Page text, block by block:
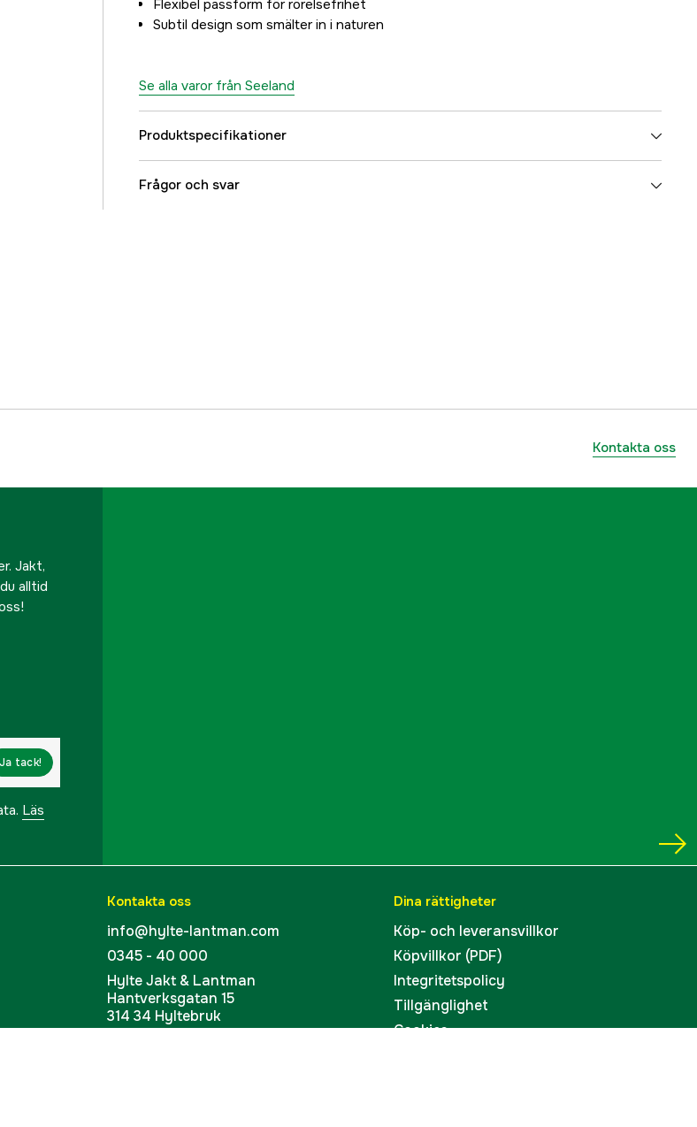
Flexibel passform för rörelsefrihet
Subtil design som smälter in i naturen
Se alla varor från Seeland
Produktspecifikationer
Stretch
Pine Green
Färgton Grön
Frågor och svar
Kontakta oss
Jakt,
alltid
Ja tack!
Läs
Kontakta oss
info@hylte-lantman.com
0345 - 40 000
Hylte Jakt & Lantman
Hantverksgatan 15
314 34 Hyltebruk
Dina rättigheter
Köp- och leveransvillkor
Köpvillkor (PDF)
Integritetspolicy
Tillgänglighet
Cookies